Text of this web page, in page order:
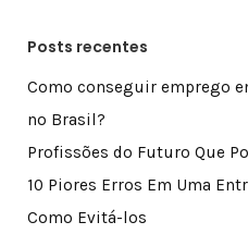
Posts recentes
Como conseguir emprego
no Brasil?
Profissões do Futuro Que
10 Piores Erros Em Uma
Como Evitá-los